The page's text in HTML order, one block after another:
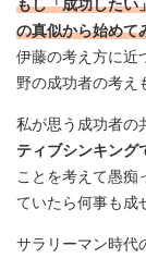
もし「成功したい
の真似から始めて
伊藤の考え方に近
野の成功者の考え
私が思う成功者の
ティブシンキング
ことを考えて愚痴
ていたら何事も成
サラリーマン時代